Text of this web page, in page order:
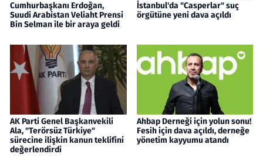
Cumhurbaşkanı Erdoğan,
Suudi Arabistan Veliaht Prensi
Bin Selman ile bir araya geldi
İstanbul'da "Casperlar" suç
örgütüne yeni dava açıldı
AK Parti Genel Başkanvekili
Ala, "Terörsüz Türkiye"
sürecine ilişkin kanun teklifini
değerlendirdi
Ahbap Derneği için yolun sonu!
Fesih için dava açıldı, derneğe
yönetim kayyumu atandı